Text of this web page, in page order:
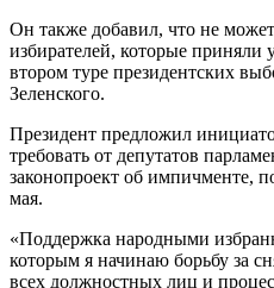
Он также добавил, что не
избирателей, которые приняли
втором туре президентских
Зеленского.
Президент предложил
требовать от депутатов
законопроект об импичменте,
мая.
«Поддержка народными
которым я начинаю борьбу за
всех должностных лиц и